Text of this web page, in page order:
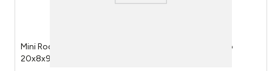
Mini Rodo Limpa Vidro 2 Em 1 Moderna Ferro E Plástico
20x8x97cm LM3995MO - honeyhome